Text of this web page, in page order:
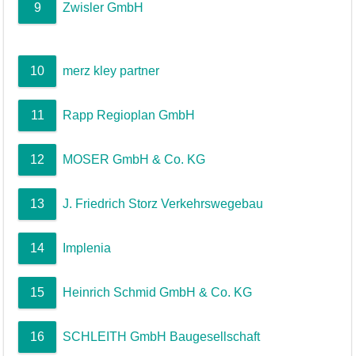
9 Zwisler GmbH
10 merz kley partner
11 Rapp Regioplan GmbH
12 MOSER GmbH & Co. KG
13 J. Friedrich Storz Verkehrswegebau
14 Implenia
15 Heinrich Schmid GmbH & Co. KG
16 SCHLEITH GmbH Baugesellschaft